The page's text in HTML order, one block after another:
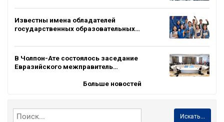
Известны имена обладателей
государственных образовательных…
В Чолпон-Ате состоялось заседание
Евразийского межправитель…
Больше новостей
Искать...